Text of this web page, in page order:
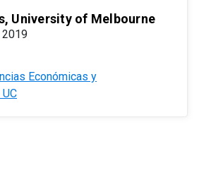
University of Melbourne
Económicas y